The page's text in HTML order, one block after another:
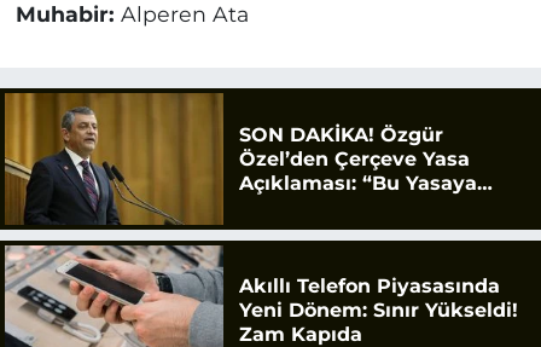
Muhabir: Alperen Ata
SON DAKİKA! Özgür
Özel’den Çerçeve Yasa
Açıklaması: “Bu Yasaya
Akıllı Telefon Piyasasında
Yeni Dönem: Sınır Yükseldi!
Zam Kapıda